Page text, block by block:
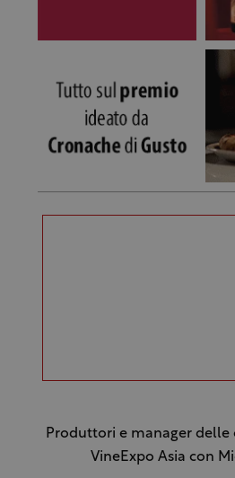
Produttori e manager delle
VineExpo Asia con